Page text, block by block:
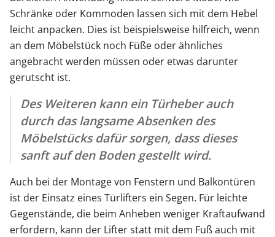
Schränke oder Kommoden lassen sich mit dem Hebel
leicht anpacken. Dies ist beispielsweise hilfreich, wenn
an dem Möbelstück noch Füße oder ähnliches
angebracht werden müssen oder etwas darunter
gerutscht ist.
Des Weiteren kann ein Türheber auch
durch das langsame Absenken des
Möbelstücks dafür sorgen, dass dieses
sanft auf den Boden gestellt wird.
Auch bei der Montage von Fenstern und Balkontüren
ist der Einsatz eines Türlifters ein Segen. Für leichte
Gegenstände, die beim Anheben weniger Kraftaufwand
erfordern, kann der Lifter statt mit dem Fuß auch mit